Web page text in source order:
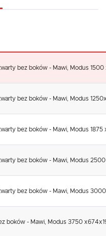
bez boków - Mawi, Modus
bez boków - Mawi, Modus
bez boków - Mawi, Modus
bez boków - Mawi, Modus
bez boków - Mawi, Modus
boków - Mawi, Modus 3750